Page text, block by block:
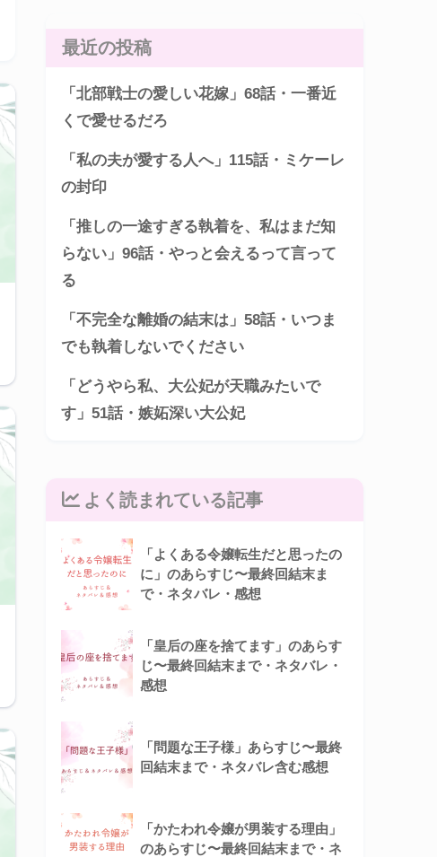
最近の投稿
「北部戦士の愛しい花嫁」68話・一番近
くで愛せるだろ
「私の夫が愛する人へ」115話・ミケーレ
の封印
「推しの一途すぎる執着を、私はまだ知
らない」96話・やっと会えるって言って
る
「不完全な離婚の結末は」58話・いつま
でも執着しないでください
「どうやら私、大公妃が天職みたいで
す」51話・嫉妬深い大公妃
よく読まれている記事
「よくある令嬢転生だと思ったの
に」のあらすじ〜最終回結末ま
で・ネタバレ・感想
「皇后の座を捨てます」のあらす
じ〜最終回結末まで・ネタバレ・
感想
「問題な王子様」あらすじ〜最終
回結末まで・ネタバレ含む感想
「かたわれ令嬢が男装する理由」
のあらすじ〜最終回結末まで・ネ